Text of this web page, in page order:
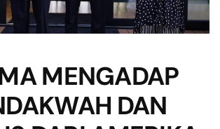
MENGADAP
DAN